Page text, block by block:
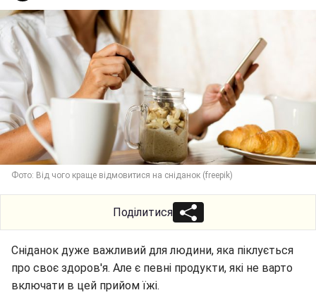
Фото: Від чого краще відмовитися на сніданок (freepik)
Поділитися
Сніданок дуже важливий для людини, яка піклується
про своє здоров'я. Але є певні продукти, які не варто
включати в цей прийом їжі.